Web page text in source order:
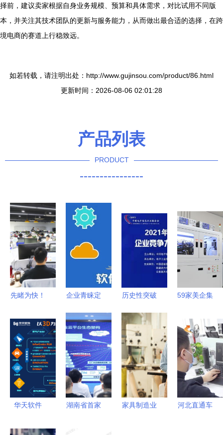
择前，建议卖家根据自身业务规模、预算和具体需求，对比试用不同版
本，并关注其技术团队的更新与服务能力，从而做出最合适的选择，在跨
境电商的赛道上行稳致远。
如若转载，请注明出处：http://www.gujinsou.com/product/86.html
更新时间：2026-08-06 02:01:28
产品列表
PRODUCT
----------------
先睹为快！
金洽会开幕
在即，重磅
签约聚焦软
件研发及技
术服务
企业青睐定
件定制热度
为何急剧上
升？
历史性突破
业成功入围
中国软件百
强，彰显软
件研发及技
术服务实力
59家美企集
片紧急背后
中国半导体
产业的逆势
崛起与软件
技术生态的
成型
华天软件
湖南省首家
家具制造业
河北直通车